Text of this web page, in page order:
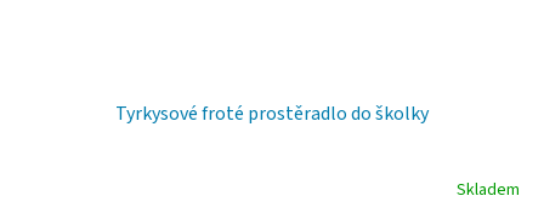
Tyrkysové froté prostěradlo do školky
Skladem